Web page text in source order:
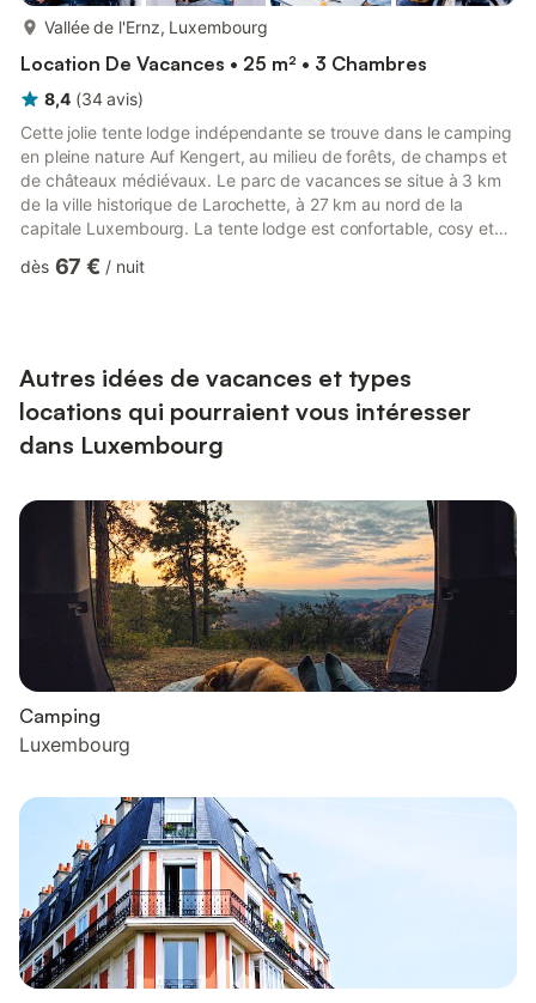
Vallée de l'Ernz, Luxembourg
Location De Vacances • 25 m² • 3 Chambres
8,4 (34 avis)
Cette jolie tente lodge indépendante se trouve dans le camping
en pleine nature Auf Kengert, au milieu de forêts, de champs et
de châteaux médiévaux. Le parc de vacances se situe à 3 km
de la ville historique de Larochette, à 27 km au nord de la
capitale Luxembourg. La tente lodge est confortable, cosy et
camping, mais avec un peu plus de confort. Vous disposerez
dès 67 € / nuit
Autres idées de vacances et types
locations qui pourraient vous intéresser
dans Luxembourg
Camping
Luxembourg